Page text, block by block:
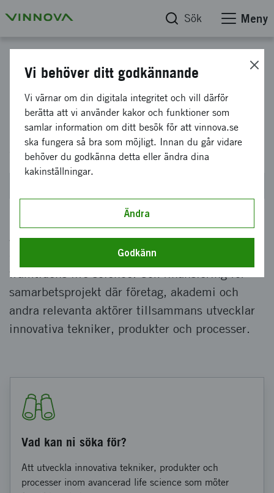
Sök Meny
Framtidens innovativa
lösningar inom avancerad life
science
Avancerad life science är ett regeringsuppdrag
där Vinnova ska stärka Sveriges position inom
framtidens life science. Sök finansiering för
samarbetsprojekt där företag, akademi och
andra relevanta aktörer tillsammans utvecklar
innovativa tekniker, produkter och processer.
Vad kan ni söka för?
Att utveckla innovativa tekniker, produkter och
processer inom avancerad life science som möter
Vi behöver ditt godkännande
Vi värnar om din digitala integritet och vill därför
berätta att vi använder kakor och funktioner som
samlar information om ditt besök för att vinnova.se
ska fungera så bra som möjligt. Innan du går vidare
behöver du godkänna detta eller ändra dina
kakinställningar.
Ändra
Godkänn